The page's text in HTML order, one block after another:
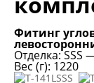
Фитинг
Отделка:
Вес (г): 1220